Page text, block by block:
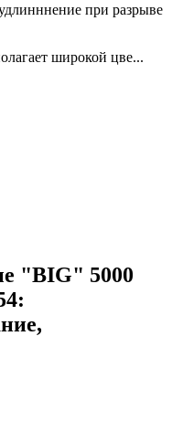
при разрыве
широкой цве...
"BIG" 5000